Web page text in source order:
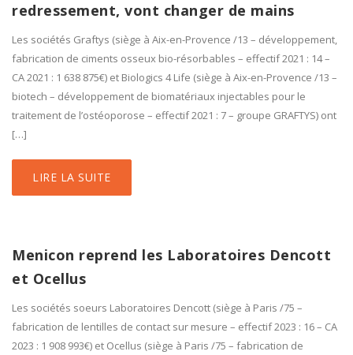
redressement, vont changer de mains
Les sociétés Graftys (siège à Aix-en-Provence /13 – développement,
fabrication de ciments osseux bio-résorbables – effectif 2021 : 14 –
CA 2021 : 1 638 875€) et Biologics 4 Life (siège à Aix-en-Provence /13 –
biotech – développement de biomatériaux injectables pour le
traitement de l’ostéoporose – effectif 2021 : 7 – groupe GRAFTYS) ont
[…]
LIRE LA SUITE
Menicon reprend les Laboratoires Dencott
et Ocellus
Les sociétés soeurs Laboratoires Dencott (siège à Paris /75 –
fabrication de lentilles de contact sur mesure – effectif 2023 : 16 – CA
2023 : 1 908 993€) et Ocellus (siège à Paris /75 – fabrication de